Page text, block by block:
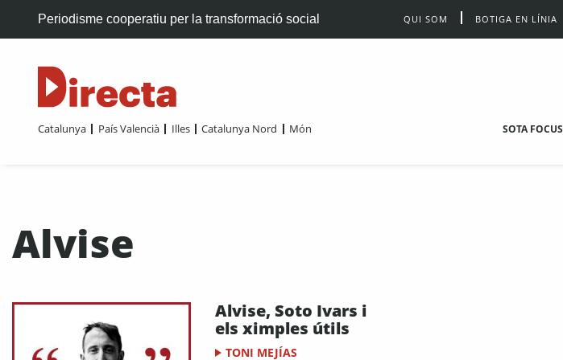
Periodisme cooperatiu per la transformació social QUI SOM BOTIGA EN LÍNIA
Catalunya País Valencià Illes Catalunya Nord Món SOTA FOCUS
Alvise
Alvise, Soto Ivars i
els ximples útils
TONI MEJÍAS